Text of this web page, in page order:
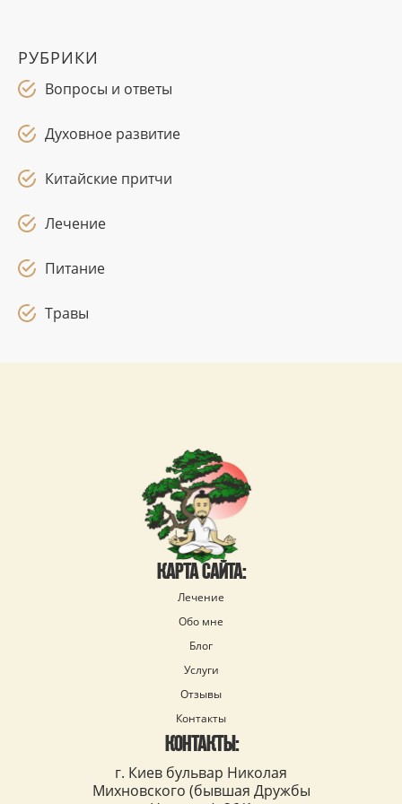
РУБРИКИ
Вопросы и ответы
Духовное развитие
Китайские притчи
Лечение
Питание
Травы
КАРТА САЙТА:
Лечение
Обо мне
Блог
Услуги
Отзывы
Контакты
КОНТАКТЫ:
г. Киев бульвар Николая
Михновского (бывшая Дружбы